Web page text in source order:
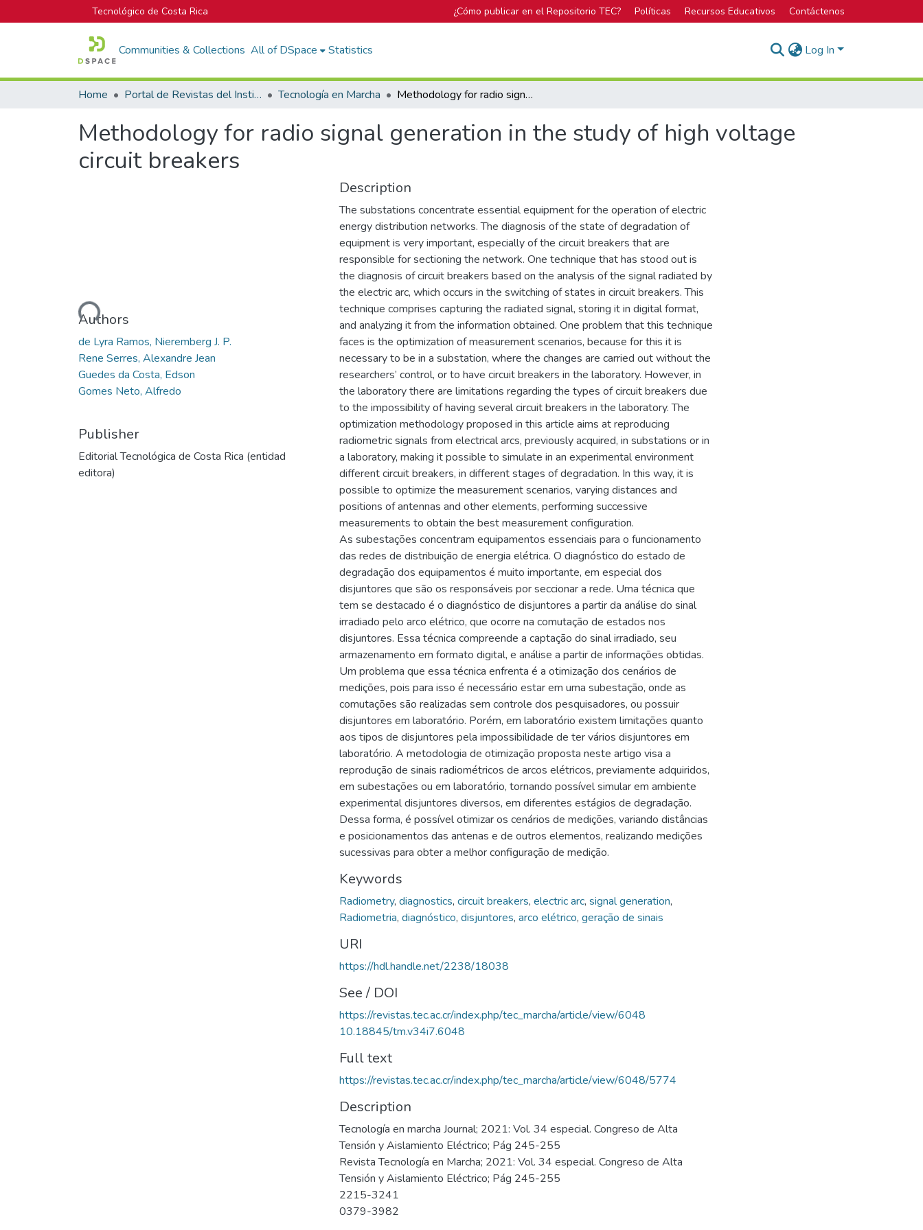
Tecnológico de Costa Rica ¿Cómo publicar en el Repositorio TEC? Políticas Recursos Educativos Contáctenos
Communities & Collections All of DSpace Statistics Log In
Home Portal de Revistas del Instituto Tecnológico de Costa Rica Tecnología en Marcha Methodology for radio signal generation in the study of high voltage circuit breakers
Methodology for radio signal generation in the study of high voltage
circuit breakers
Loading...
Authors
de Lyra Ramos, Nieremberg J. P.
Rene Serres, Alexandre Jean
Guedes da Costa, Edson
Gomes Neto, Alfredo
Publisher
Editorial Tecnológica de Costa Rica (entidad
editora)
Description
The substations concentrate essential equipment for the operation of electric
energy distribution networks. The diagnosis of the state of degradation of
equipment is very important, especially of the circuit breakers that are
responsible for sectioning the network. One technique that has stood out is
the diagnosis of circuit breakers based on the analysis of the signal radiated by
the electric arc, which occurs in the switching of states in circuit breakers. This
technique comprises capturing the radiated signal, storing it in digital format,
and analyzing it from the information obtained. One problem that this technique
faces is the optimization of measurement scenarios, because for this it is
necessary to be in a substation, where the changes are carried out without the
researchers’ control, or to have circuit breakers in the laboratory. However, in
the laboratory there are limitations regarding the types of circuit breakers due
to the impossibility of having several circuit breakers in the laboratory. The
optimization methodology proposed in this article aims at reproducing
radiometric signals from electrical arcs, previously acquired, in substations or in
a laboratory, making it possible to simulate in an experimental environment
different circuit breakers, in different stages of degradation. In this way, it is
possible to optimize the measurement scenarios, varying distances and
positions of antennas and other elements, performing successive
measurements to obtain the best measurement configuration.
As subestações concentram equipamentos essenciais para o funcionamento
das redes de distribuição de energia elétrica. O diagnóstico do estado de
degradação dos equipamentos é muito importante, em especial dos
disjuntores que são os responsáveis por seccionar a rede. Uma técnica que
tem se destacado é o diagnóstico de disjuntores a partir da análise do sinal
irradiado pelo arco elétrico, que ocorre na comutação de estados nos
disjuntores. Essa técnica compreende a captação do sinal irradiado, seu
armazenamento em formato digital, e análise a partir de informações obtidas.
Um problema que essa técnica enfrenta é a otimização dos cenários de
medições, pois para isso é necessário estar em uma subestação, onde as
comutações são realizadas sem controle dos pesquisadores, ou possuir
disjuntores em laboratório. Porém, em laboratório existem limitações quanto
aos tipos de disjuntores pela impossibilidade de ter vários disjuntores em
laboratório. A metodologia de otimização proposta neste artigo visa a
reprodução de sinais radiométricos de arcos elétricos, previamente adquiridos,
em subestações ou em laboratório, tornando possível simular em ambiente
experimental disjuntores diversos, em diferentes estágios de degradação.
Dessa forma, é possível otimizar os cenários de medições, variando distâncias
e posicionamentos das antenas e de outros elementos, realizando medições
sucessivas para obter a melhor configuração de medição.
Keywords
Radiometry, diagnostics, circuit breakers, electric arc, signal generation,
Radiometria, diagnóstico, disjuntores, arco elétrico, geração de sinais
URI
https://hdl.handle.net/2238/18038
See / DOI
https://revistas.tec.ac.cr/index.php/tec_marcha/article/view/6048
10.18845/tm.v34i7.6048
Full text
https://revistas.tec.ac.cr/index.php/tec_marcha/article/view/6048/5774
Description
Tecnología en marcha Journal; 2021: Vol. 34 especial. Congreso de Alta
Tensión y Aislamiento Eléctrico; Pág 245-255
Revista Tecnología en Marcha; 2021: Vol. 34 especial. Congreso de Alta
Tensión y Aislamiento Eléctrico; Pág 245-255
2215-3241
0379-3982